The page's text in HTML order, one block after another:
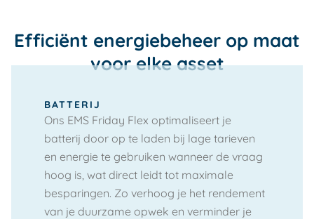
Efficiënt energiebeheer op maat
voor elke asset
BATTERIJ
Ons EMS Friday Flex optimaliseert je
batterij door op te laden bij lage tarieven
en energie te gebruiken wanneer de vraag
hoog is, wat direct leidt tot maximale
besparingen. Zo verhoog je het rendement
van je duurzame opwek en verminder je